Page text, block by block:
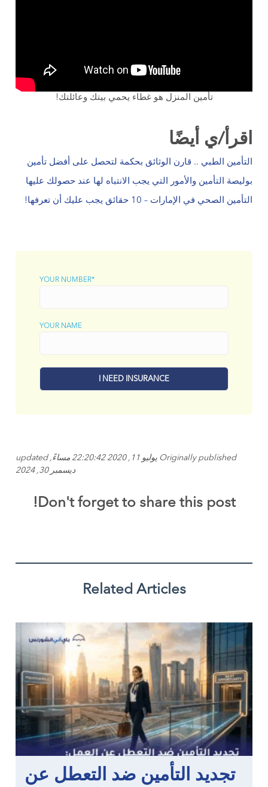
تأمين المنزل هو غطاء يحمي بيتك وعائلتك!
اقرأ/ي أيضًا
التأمين الطبي .. قارن الوثائق بحكمة لتحصل على أفضل تأمين
بوليصة التأمين والأمور التي يجب الانتباه لها عند حصولك عليها
التأمين الصحي في الإمارات – 10 حقائق يجب عليك أن تعرفها!
YOUR NUMBER*
YOUR NAME
Originally published يوليو 11, 2020 22:20:42 مساءً, updated
ديسمبر 30, 2024
Don't forget to share this post!
Related Articles
تجديد التأمين ضد التعطل عن